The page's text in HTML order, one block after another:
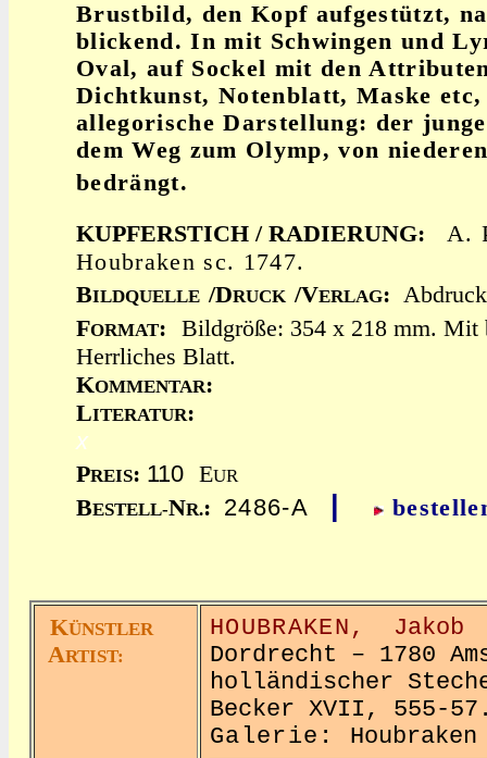
Brustbild, den Kopf aufgestützt,
blickend. In mit Schwingen und
Oval, auf Sockel mit den
Dichtkunst, Notenblatt, Maske etc,
allegorische Darstellung: der
dem Weg zum Olymp, von
bedrängt.
KUPFERSTICH / RADIERUNG:
A.
Houbraken sc. 1747.
BILDQUELLE /DRUCK /VERLAG:
FORMAT:
Bildgröße: 354 x 218 mm. Mit
Herrliches Blatt.
KOMMENTAR:
LITERATUR:
x
PREIS: 110 EUR
BESTELL-NR.: 2486-A
KÜNSTLER
ARTIST:
HOUBRAKEN, Jakob
Dordrecht – 1780
holländischer
Becker XVII, 555-
Galerie: